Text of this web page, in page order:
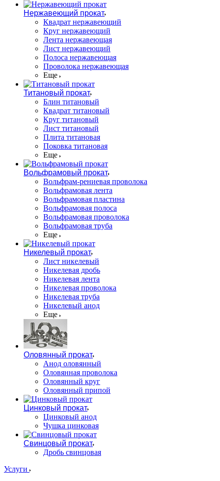
Нержавеющий прокат
Квадрат нержавеющий
Круг нержавеющий
Лента нержавеющая
Лист нержавеющий
Полоса нержавеющая
Проволока нержавеющая
Еще
Титановый прокат
Блин титановый
Квадрат титановый
Круг титановый
Лист титановый
Плита титановая
Поковка титановая
Еще
Вольфрамовый прокат
Вольфрам-рениевая проволока
Вольфрамовая лента
Вольфрамовая пластина
Вольфрамовая полоса
Вольфрамовая проволока
Вольфрамовая труба
Еще
Никелевый прокат
Лист никелевый
Никелевая дробь
Никелевая лента
Никелевая проволока
Никелевая труба
Никелевый анод
Еще
Оловянный прокат
Анод оловянный
Оловянная проволока
Оловянный круг
Оловянный припой
Цинковый прокат
Цинковый анод
Чушка цинковая
Свинцовый прокат
Дробь свинцовая
Услуги